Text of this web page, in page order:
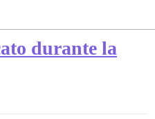
durante la